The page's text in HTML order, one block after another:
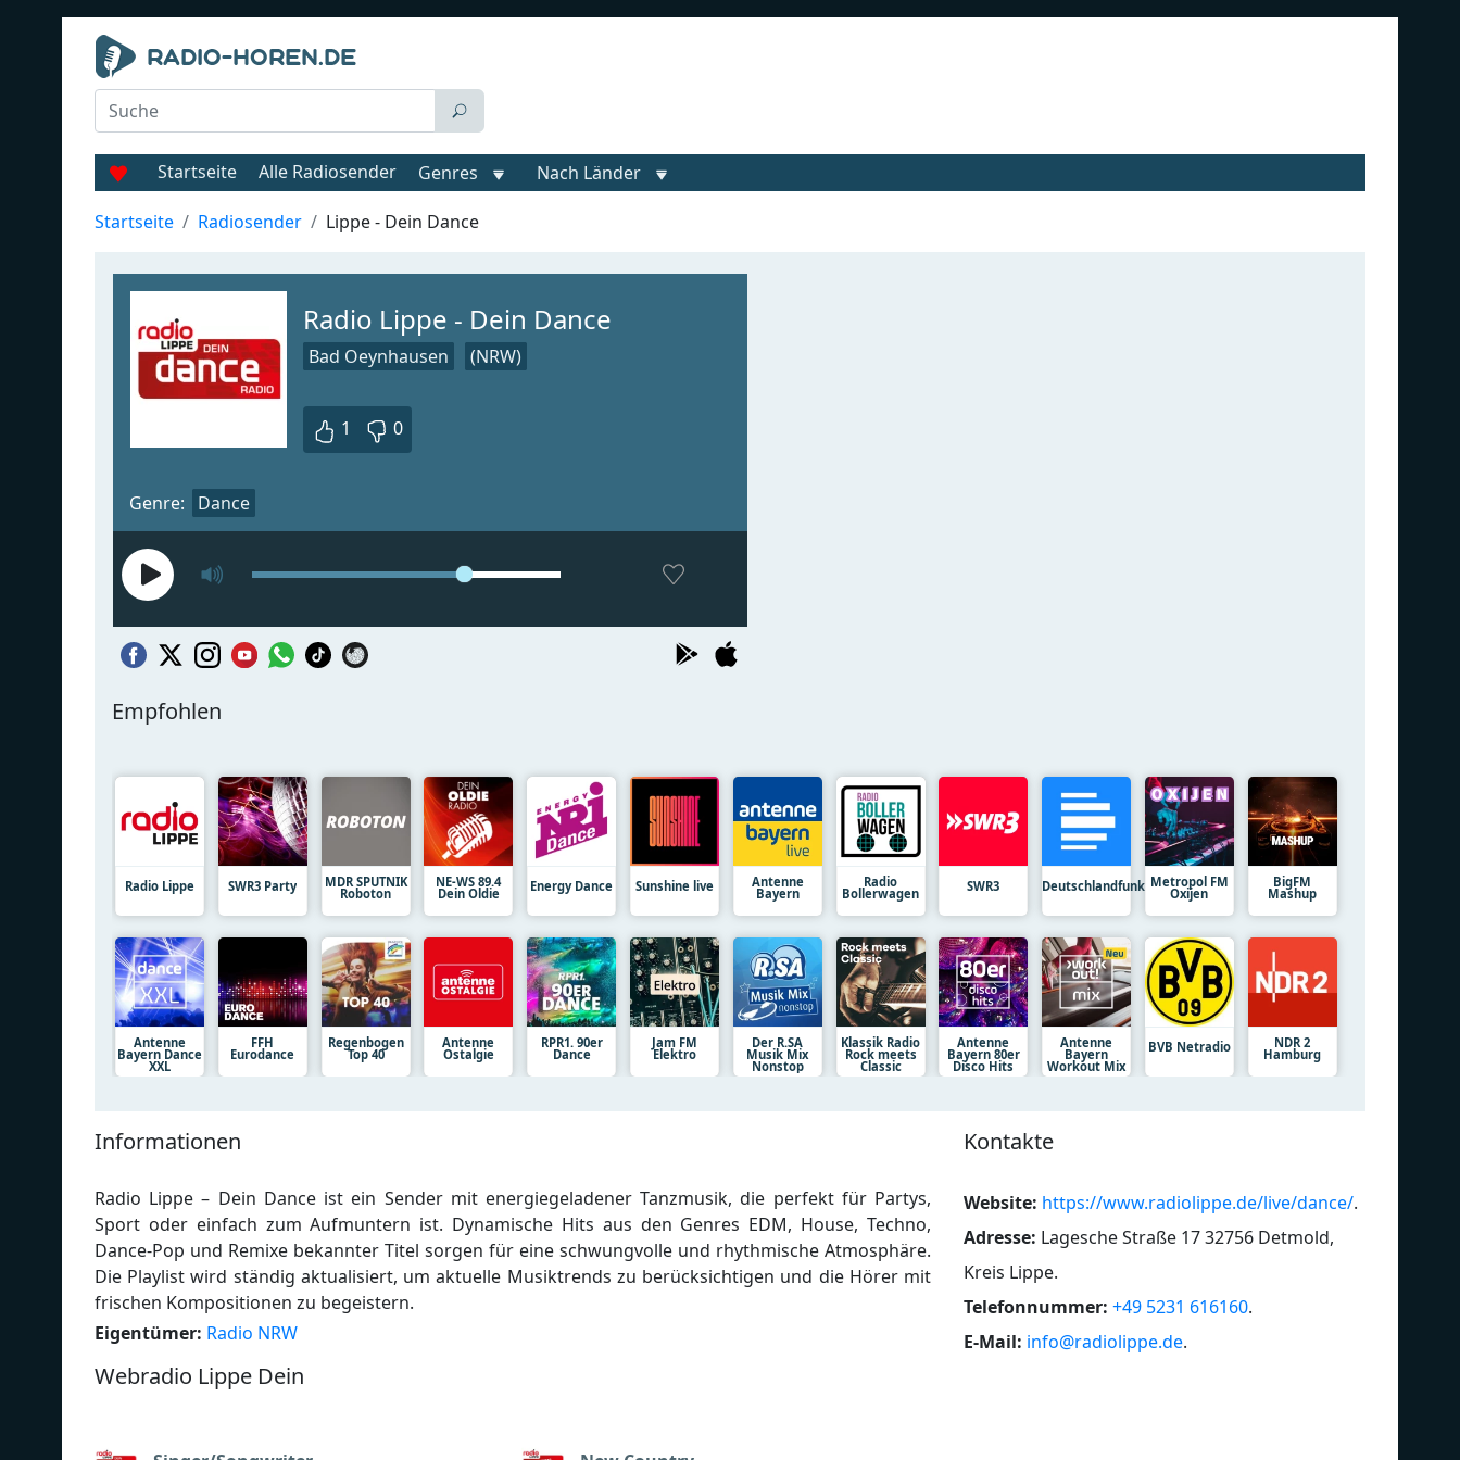
Startseite Alle Radiosender Genres Nach Länder
Startseite Radiosender Lippe - Dein Dance
Radio Lippe - Dein Dance
Bad Oeynhausen (NRW)
1 0
Genre: Dance
Empfohlen
Radio Lippe SWR3 Party MDR SPUTNIK
Roboton
NE-WS 89.4
Dein Oldie Energy Dance Sunshine live Antenne
Bayern
Radio
Bollerwagen SWR3 Deutschlandfunk Metropol FM
Oxijen
BigFM
Mashup
Antenne
Bayern Dance
XXL
FFH
Eurodance
Regenbogen
Top 40
Antenne
Ostalgie
RPR1. 90er
Dance
Jam FM
Elektro
Der R.SA
Musik Mix
Nonstop
Klassik Radio
Rock meets
Classic
Antenne
Bayern 80er
Disco Hits
Antenne
Bayern
Workout Mix
BVB Netradio NDR 2
Hamburg
Informationen
Radio Lippe – Dein Dance ist ein Sender mit energiegeladener Tanzmusik, die perfekt für Partys,
Sport oder einfach zum Aufmuntern ist. Dynamische Hits aus den Genres EDM, House, Techno,
Dance-Pop und Remixe bekannter Titel sorgen für eine schwungvolle und rhythmische Atmosphäre.
Die Playlist wird ständig aktualisiert, um aktuelle Musiktrends zu berücksichtigen und die Hörer mit
frischen Kompositionen zu begeistern.
Eigentümer: Radio NRW
Webradio Lippe Dein
Kontakte
Website: https://www.radiolippe.de/live/dance/.
Adresse: Lagesche Straße 17 32756 Detmold,
Kreis Lippe.
Telefonnummer: +49 5231 616160.
E-Mail: info@radiolippe.de.